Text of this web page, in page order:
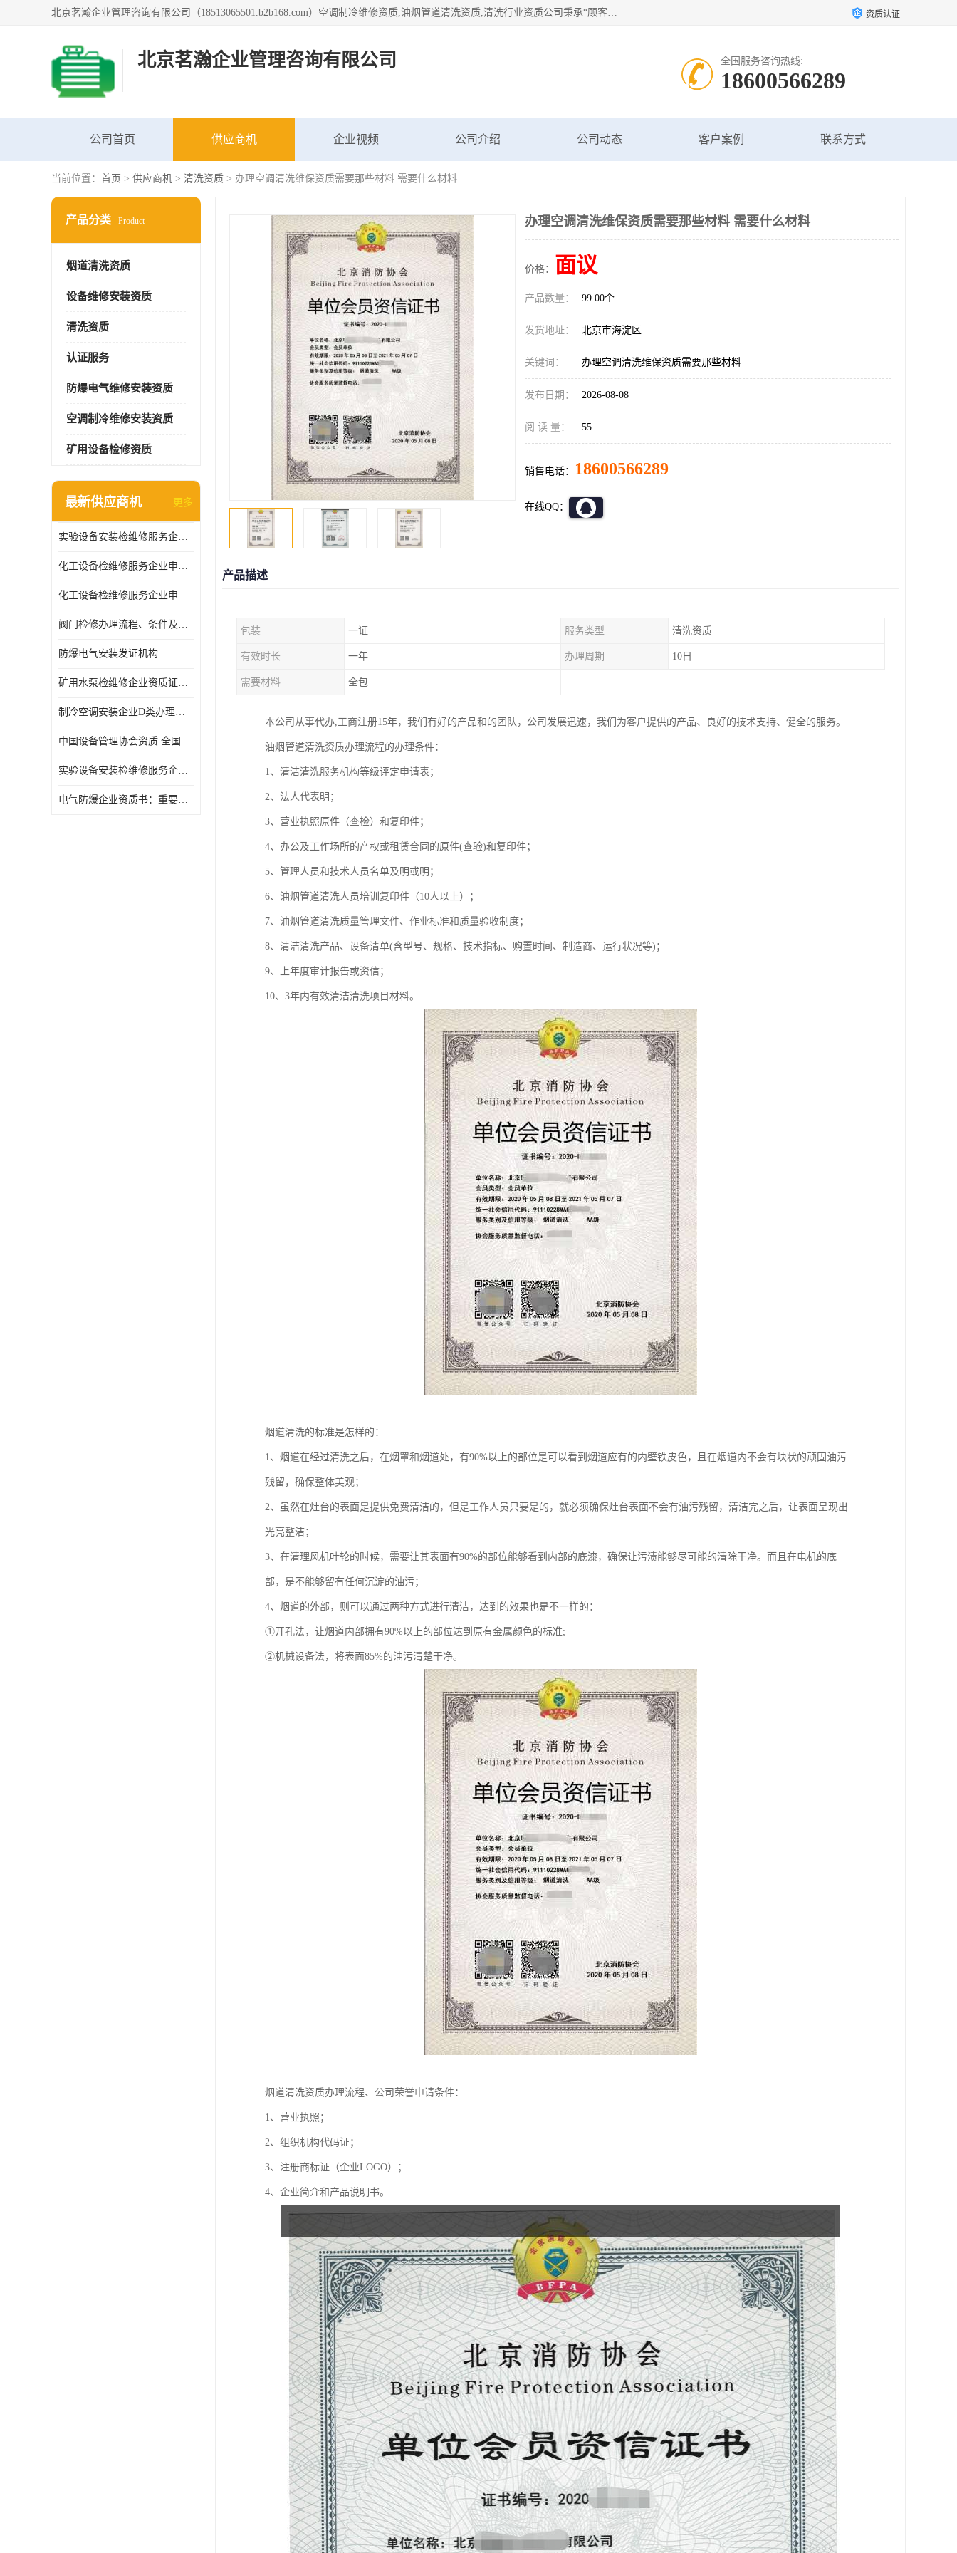
北京茗瀚企业管理咨询有限公司（18513065501.b2b168.com）空调制冷维修资质,油烟管道清洗资质,清洗行业资质公司秉承“顾客至上，锐意进缺的经营理念，我们提供高质量的产品，坚持“客户”的原则为广大客户提供贴心服务。如果你对公司的产品感兴趣，可以联系高经理，我们会用好的产品和服务让您满意。 资质认证
北京茗瀚企业管理咨询有限公司 全国服务咨询热线:
18600566289
公司首页 供应商机 企业视频 公司介绍 公司动态 客户案例 联系方式
当前位置： 首页 > 供应商机 > 清洗资质 > 办理空调清洗维保资质需要那些材料 需要什么材料
产品分类 Product
烟道清洗资质
设备维修安装资质
清洗资质
认证服务
防爆电气维修安装资质
空调制冷维修安装资质
矿用设备检修资质
最新供应商机 更多
实验设备安装检维修服务企业申报要求和流程
化工设备检维修服务企业申报条件.
化工设备检维修服务企业申报条件
阀门检修办理流程、条件及费用
防爆电气安装发证机构
矿用水泵检维修企业资质证办理流程及费用
制冷空调安装企业D类办理要求
中国设备管理协会资质 全国均可办理
实验设备安装检维修服务企业申报要求和流程.
​电气防爆企业资质书：重要性及作用
办理空调清洗维保资质需要那些材料 需要什么材料
价格： 面议
产品数量： 99.00个
发货地址： 北京市海淀区
关键词： 办理空调清洗维保资质需要那些材料
发布日期： 2026-08-08
阅 读 量： 55
销售电话： 18600566289
在线QQ：
产品描述
包装 一证 服务类型 清洗资质
有效时长 一年 办理周期 10日
需要材料 全包
本公司从事代办,工商注册15年，我们有好的产品和的团队，公司发展迅速，我们为客户提供的产品、良好的技术支持、健全的服务。
油烟管道清洗资质办理流程的办理条件：
1、清洁清洗服务机构等级评定申请表；
2、法人代表明；
3、营业执照原件（查检）和复印件；
4、办公及工作场所的产权或租赁合同的原件(查验)和复印件；
5、管理人员和技术人员名单及明或明；
6、油烟管道清洗人员培训复印件（10人以上）；
7、油烟管道清洗质量管理文件、作业标准和质量验收制度；
8、清洁清洗产品、设备清单(含型号、规格、技术指标、购置时间、制造商、运行状况等)；
9、上年度审计报告或资信；
10、3年内有效清洁清洗项目材料。
烟道清洗的标准是怎样的：
1、烟道在经过清洗之后，在烟罩和烟道处，有90%以上的部位是可以看到烟道应有的内壁铁皮色，且在烟道内不会有块状的顽固油污
残留，确保整体美观；
2、虽然在灶台的表面是提供免费清洁的，但是工作人员只要是的，就必须确保灶台表面不会有油污残留，清洁完之后，让表面呈现出
光亮整洁；
3、在清理风机叶轮的时候，需要让其表面有90%的部位能够看到内部的底漆，确保让污渍能够尽可能的清除干净。而且在电机的底
部，是不能够留有任何沉淀的油污；
4、烟道的外部，则可以通过两种方式进行清洁，达到的效果也是不一样的：
①开孔法，让烟道内部拥有90%以上的部位达到原有金属颜色的标准;
②机械设备法，将表面85%的油污清楚干净。
烟道清洗资质办理流程、公司荣誉申请条件：
1、营业执照；
2、组织机构代码证；
3、注册商标证（企业LOGO）；
4、企业简介和产品说明书。